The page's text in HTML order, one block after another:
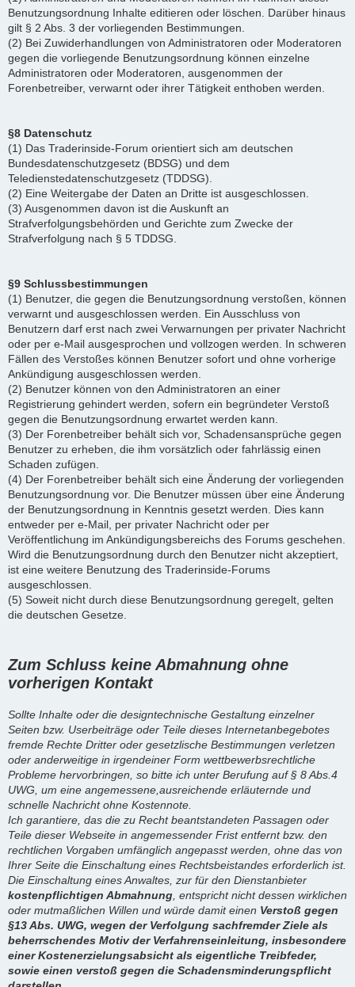
Benutzungsordnung Inhalte editieren oder löschen. Darüber hinaus
gilt § 2 Abs. 3 der vorliegenden Bestimmungen.
(2) Bei Zuwiderhandlungen von Administratoren oder Moderatoren
gegen die vorliegende Benutzungsordnung können einzelne
Administratoren oder Moderatoren, ausgenommen der
Forenbetreiber, verwarnt oder ihrer Tätigkeit enthoben werden.
§8 Datenschutz
(1) Das Traderinside-Forum orientiert sich am deutschen
Bundesdatenschutzgesetz (BDSG) und dem
Teledienstedatenschutzgesetz (TDDSG).
(2) Eine Weitergabe der Daten an Dritte ist ausgeschlossen.
(3) Ausgenommen davon ist die Auskunft an
Strafverfolgungsbehörden und Gerichte zum Zwecke der
Strafverfolgung nach § 5 TDDSG.
§9 Schlussbestimmungen
(1) Benutzer, die gegen die Benutzungsordnung verstoßen, können
verwarnt und ausgeschlossen werden. Ein Ausschluss von
Benutzern darf erst nach zwei Verwarnungen per privater Nachricht
oder per e-Mail ausgesprochen und vollzogen werden. In schweren
Fällen des Verstoßes können Benutzer sofort und ohne vorherige
Ankündigung ausgeschlossen werden.
(2) Benutzer können von den Administratoren an einer
Registrierung gehindert werden, sofern ein begründeter Verstoß
gegen die Benutzungsordnung erwartet werden kann.
(3) Der Forenbetreiber behält sich vor, Schadensansprüche gegen
Benutzer zu erheben, die ihm vorsätzlich oder fahrlässig einen
Schaden zufügen.
(4) Der Forenbetreiber behält sich eine Änderung der vorliegenden
Benutzungsordnung vor. Die Benutzer müssen über eine Änderung
der Benutzungsordnung in Kenntnis gesetzt werden. Dies kann
entweder per e-Mail, per privater Nachricht oder per
Veröffentlichung im Ankündigungsbereichs des Forums geschehen.
Wird die Benutzungsordnung durch den Benutzer nicht akzeptiert,
ist eine weitere Benutzung des Traderinside-Forums
ausgeschlossen.
(5) Soweit nicht durch diese Benutzungsordnung geregelt, gelten
die deutschen Gesetze.
Zum Schluss keine Abmahnung ohne
vorherigen Kontakt
Sollte Inhalte oder die designtechnische Gestaltung einzelner
Seiten bzw. Userbeiträge oder Teile dieses Internetanbegebotes
fremde Rechte Dritter oder gesetzlische Bestimmungen verletzen
oder anderweitige in irgendeiner Form wettbewerbsrechtliche
Probleme hervorbringen, so bitte ich unter Berufung auf § 8 Abs.4
UWG, um eine angemessene,ausreichende erläuternde und
schnelle Nachricht ohne Kostennote.
Ich garantiere, das die zu Recht beantstandeten Passagen oder
Teile dieser Webseite in angemessender Frist entfernt bzw. den
rechtlichen Vorgaben umfänglich angepasst werden, ohne das von
Ihrer Seite die Einschaltung eines Rechtsbeistandes erforderlich ist.
Die Einschaltung eines Anwaltes, zur für den Dienstanbieter
kostenpflichtigen Abmahnung , entspricht nicht dessen wirklichen
oder mutmaßlichen Willen und würde damit einen Verstoß gegen
§13 Abs. UWG, wegen der Verfolgung sachfremder Ziele als
beherrschendes Motiv der Verfahrenseinleitung, insbesondere
einer Kostenerzielungsabsicht als eigentliche Treibfeder,
sowie einen verstoß gegen die Schadensminderungspflicht